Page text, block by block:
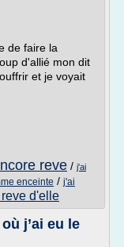
de faire la
d'allié mon dit
et je voyait
reve / j'ai
enceinte / j'ai
d'elle
j’ai eu le